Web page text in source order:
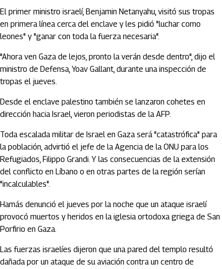
El primer ministro israelí, Benjamin Netanyahu, visitó sus tropas
en primera línea cerca del enclave y les pidió "luchar como
leones" y "ganar con toda la fuerza necesaria".
"Ahora ven Gaza de lejos, pronto la verán desde dentro", dijo el
ministro de Defensa, Yoav Gallant, durante una inspección de
tropas el jueves.
Desde el enclave palestino también se lanzaron cohetes en
dirección hacia Israel, vieron periodistas de la AFP.
Toda escalada militar de Israel en Gaza será "catastrófica" para
la población, advirtió el jefe de la Agencia de la ONU para los
Refugiados, Filippo Grandi. Y las consecuencias de la extensión
del conflicto en Líbano o en otras partes de la región serían
"incalculables".
Hamás denunció el jueves por la noche que un ataque israelí
provocó muertos y heridos en la iglesia ortodoxa griega de San
Porfirio en Gaza.
Las fuerzas israelíes dijeron que una pared del templo resultó
dañada por un ataque de su aviación contra un centro de